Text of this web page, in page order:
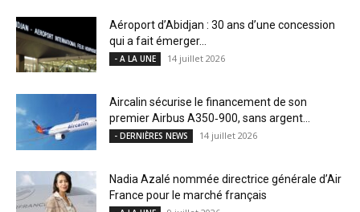
Aéroport d’Abidjan : 30 ans d’une concession
qui a fait émerger...
- A LA UNE 14 juillet 2026
Aircalin sécurise le financement de son
premier Airbus A350‑900, sans argent...
- DERNIÈRES NEWS 14 juillet 2026
Nadia Azalé nommée directrice générale d’Air
France pour le marché français